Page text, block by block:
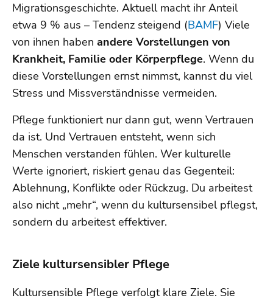
Migrationsgeschichte. Aktuell macht ihr Anteil
etwa 9 % aus – Tendenz steigend (BAMF) Viele
von ihnen haben andere Vorstellungen von
Krankheit, Familie oder Körperpflege. Wenn du
diese Vorstellungen ernst nimmst, kannst du viel
Stress und Missverständnisse vermeiden.
Pflege funktioniert nur dann gut, wenn Vertrauen
da ist. Und Vertrauen entsteht, wenn sich
Menschen verstanden fühlen. Wer kulturelle
Werte ignoriert, riskiert genau das Gegenteil:
Ablehnung, Konflikte oder Rückzug. Du arbeitest
also nicht „mehr“, wenn du kultursensibel pflegst,
sondern du arbeitest effektiver.
Ziele kultursensibler Pflege
Kultursensible Pflege verfolgt klare Ziele. Sie